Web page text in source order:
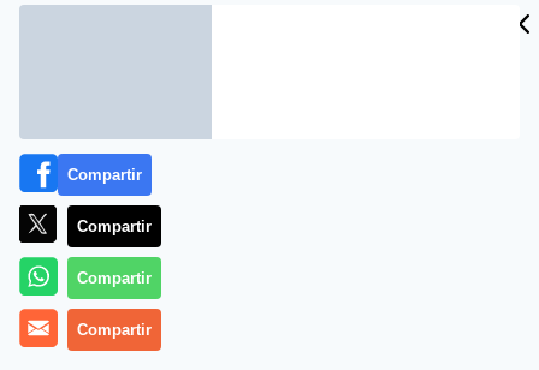
Más información
Compartir
Compartir
Compartir
Compartir